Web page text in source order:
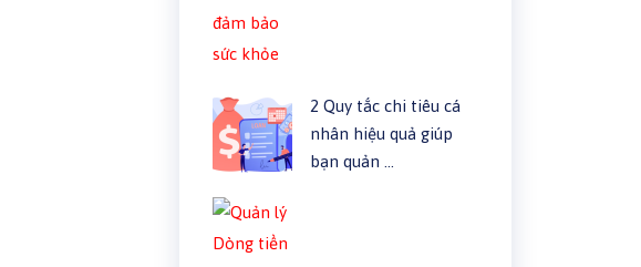
2 Quy tắc chi tiêu cá
nhân hiệu quả giúp
bạn quản …